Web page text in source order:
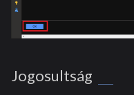
Jogosultság